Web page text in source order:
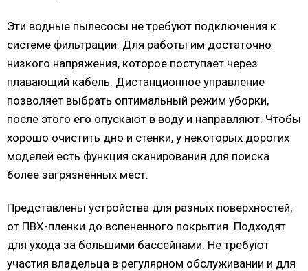
Эти водные пылесосы не требуют подключения к
системе фильтрации. Для работы им достаточно
низкого напряжения, которое поступает через
плавающий кабель. Дистанционное управление
позволяет выбрать оптимальный режим уборки,
после этого его опускают в воду и направляют. Чтобы
хорошо очистить дно и стенки, у некоторых дорогих
моделей есть функция сканирования для поиска
более загрязненных мест.
Представлены устройства для разных поверхностей,
от ПВХ-пленки до вспененного покрытия. Подходят
для ухода за большими бассейнами. Не требуют
участия владельца в регулярном обслуживании и для